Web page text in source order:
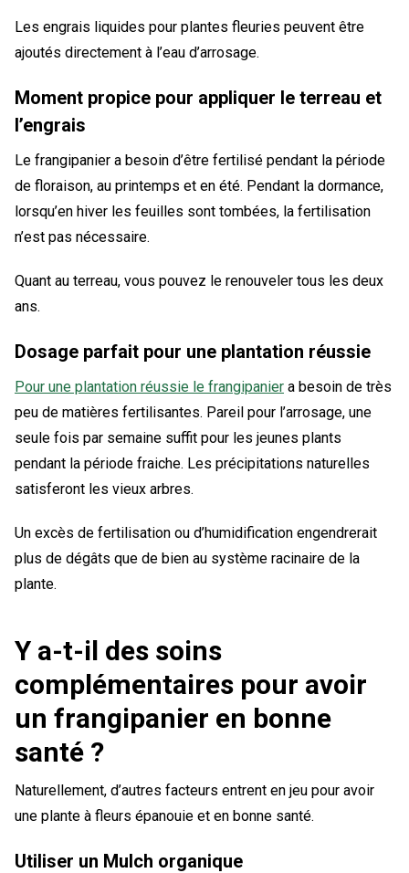
Les engrais liquides pour plantes fleuries peuvent être
ajoutés directement à l’eau d’arrosage.
Moment propice pour appliquer le terreau et
l’engrais
Le frangipanier a besoin d’être fertilisé pendant la période
de floraison, au printemps et en été. Pendant la dormance,
lorsqu’en hiver les feuilles sont tombées, la fertilisation
n’est pas nécessaire.
Quant au terreau, vous pouvez le renouveler tous les deux
ans.
Dosage parfait pour une plantation réussie
Pour une plantation réussie le frangipanier a besoin de très
peu de matières fertilisantes. Pareil pour l’arrosage, une
seule fois par semaine suffit pour les jeunes plants
pendant la période fraiche. Les précipitations naturelles
satisferont les vieux arbres.
Un excès de fertilisation ou d’humidification engendrerait
plus de dégâts que de bien au système racinaire de la
plante.
Y a-t-il des soins
complémentaires pour avoir
un frangipanier en bonne
santé ?
Naturellement, d’autres facteurs entrent en jeu pour avoir
une plante à fleurs épanouie et en bonne santé.
Utiliser un Mulch organique